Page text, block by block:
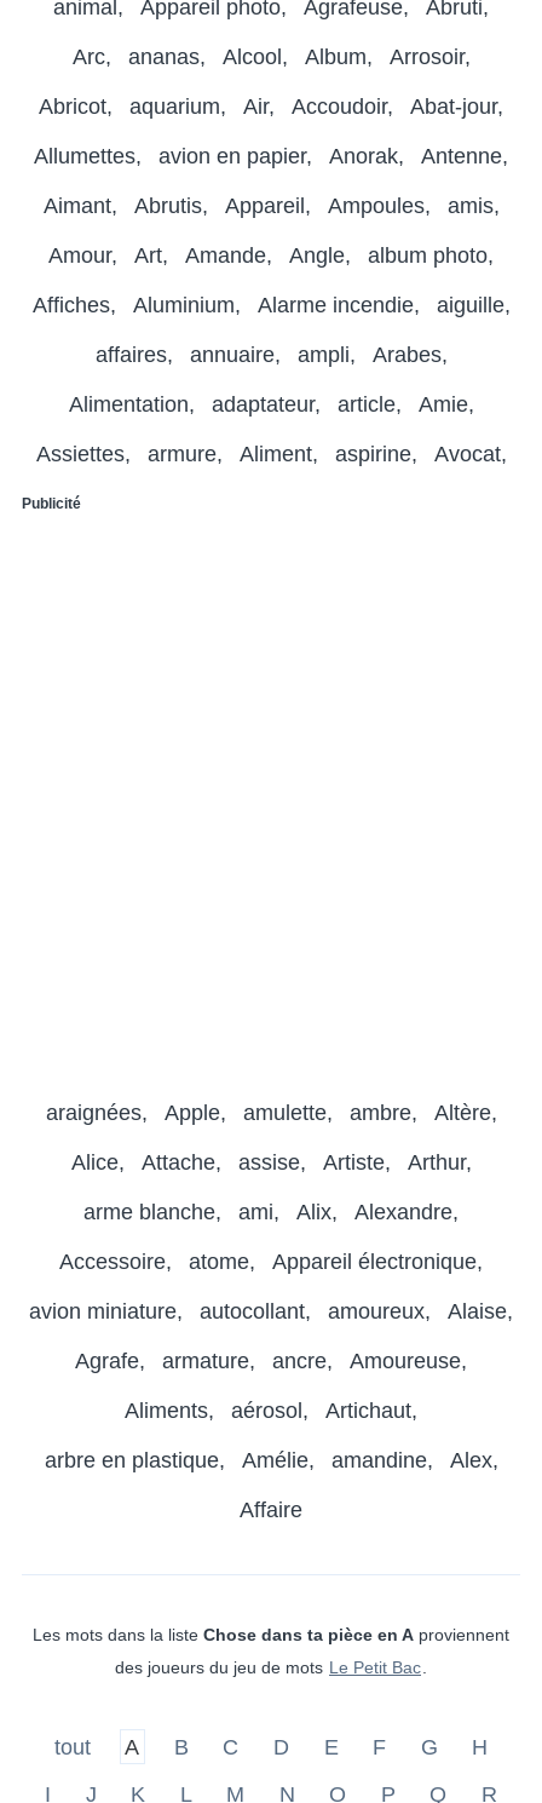
animal Appareil photo Agrafeuse Abruti
Arc ananas Alcool Album Arrosoir
Abricot aquarium Air Accoudoir Abat-jour
Allumettes avion en papier Anorak Antenne
Aimant Abrutis Appareil Ampoules amis
Amour Art Amande Angle album photo
Affiches Aluminium Alarme incendie aiguille
affaires annuaire ampli Arabes
Alimentation adaptateur article Amie
Assiettes armure Aliment aspirine Avocat
Publicité
araignées Apple amulette ambre Altère
Alice Attache assise Artiste Arthur
arme blanche ami Alix Alexandre
Accessoire atome Appareil électronique
avion miniature autocollant amoureux Alaise
Agrafe armature ancre Amoureuse
Aliments aérosol Artichaut
arbre en plastique Amélie amandine Alex
Affaire
Les mots dans la liste Chose dans ta pièce en A proviennent
des joueurs du jeu de mots Le Petit Bac
tout A B C D E F G
H
I
J K L M N O P Q R